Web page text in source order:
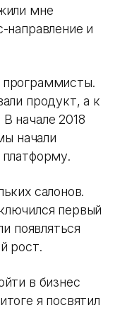
мне
направление и
продукт, а к
начале 2018
начали
платформу.
салонов.
первый
появляться
рост.
в бизнес
я посвятил